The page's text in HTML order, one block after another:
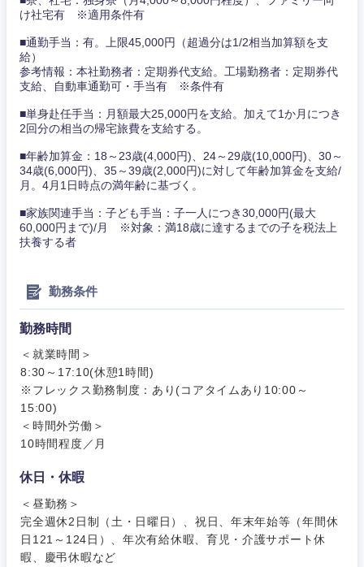
け社宅有 ※適用条件有
■通勤手当：有。上限45,000円（超過分は1/2相当加算額を支
給）
参考情報：本社勤務者：定期券代支給。工場勤務者：定期券代
支給、自動車通勤可・手当有 ※条件有
■単身赴任手当：月額最大25,000円を支給。加えて1か月につき
2回分の相当の帰宅旅費を支給する。
■年齢加算金：18～23歳(4,000円)、24～29歳(10,000円)、30～
34歳(6,000円)、35～39歳(2,000円)に対して年齢加算金を支給/
月。4月1日時点の満年齢に基づく。
■家族関連手当：子ども手当：子一人につき30,000円(最大
60,000円まで)/月 ※対象：満18歳に達するまでの子を税法上
扶養する者
勤務条件
勤務時間
＜就業時間＞
8:30～17:10(休憩1時間)
※フレックス勤務制度：あり(コアタイムあり10:00～
15:00)
＜時間外労働＞
10時間程度／月
休日・休暇
＜昼勤務＞
完全週休2日制（土・日曜日）、祝日、年末年始等（年間休
日121～124日）、年次有給休暇、育児・介護サポート休
暇、慶弔休暇など
新潟県 富山県
石川県 福井県
山梨県 長野県